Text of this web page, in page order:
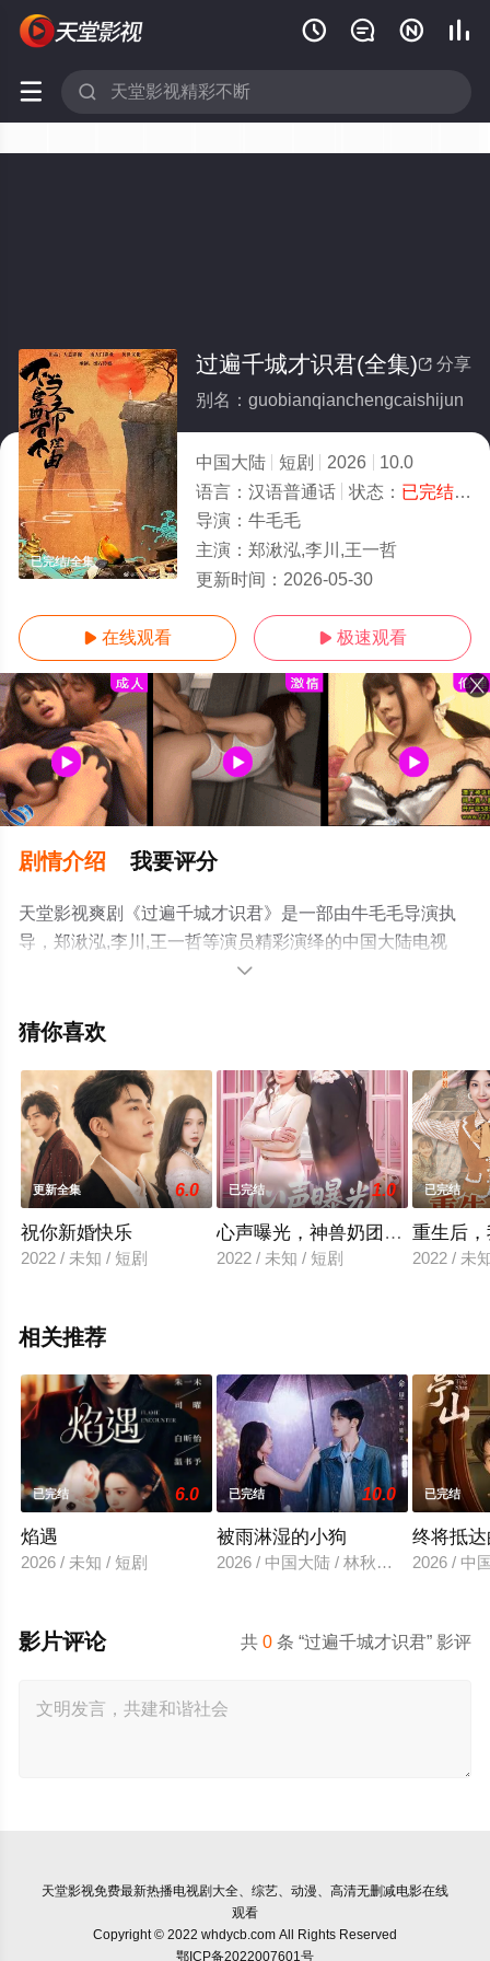
   
 
已完结/全集
 分享
过遍千城才识君(全集)
别名：guobianqianchengcaishijun
中国大陆 短剧 2026
10.0
语言： 汉语普通话 状态： 已完结- 免
导演： 牛毛毛
主演： 郑湫泓,李川,王一哲
更新时间： 2026-05-30
 在线观看  极速观看
剧情介绍 我要评分
天堂影视爽剧《过遍千城才识君》是一部由牛毛毛导演执
导，郑湫泓,李川,王一哲等演员精彩演绎的中国大陆电视
剧，大结局剧情已揭晓（已完结），手机免费观看高清未
移步至豆瓣电视剧、电视猫或剧情网等平台了解。

猜你喜欢
更新全集 6.0
祝你新婚快乐
2022 / 未知 / 短剧
已完结 1.0
心声曝光，神兽奶团带冤种爹逆
2022 / 未知 / 短剧
已完结
重生后
2022 / 未
相关推荐
已完结 6.0
焰遇
2026 / 未知 / 短剧
已完结 10.0
被雨淋湿的小狗
2026 / 中国大陆 / 林秋一＆滕泽文
已完结
终将抵
2026 / 中
共0 条 “过遍千城才识君” 影评
影片评论
天堂影视免费最新热播电视剧大全、综艺、动漫、高清无删减电影在线
观看
Copyright © 2022 whdycb.com All Rights Reserved
鄂ICP备2022007601号